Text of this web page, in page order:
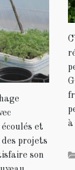
et
projets
son
à